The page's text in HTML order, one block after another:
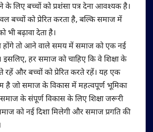
के लिए बच्चों को प्रशंसा पत्र देना आवश्यक है।
बच्चों को प्रेरित करता है, बल्कि समाज में
भी बढ़ावा देता है।
होंगे तो आने वाले समय में समाज को एक नई
हर समाज को चाहिए कि वे शिक्षा के
रहें और बच्चों को प्रेरित करते रहें। यह एक
है जो समाज के विकास में महत्वपूर्ण भूमिका
के संपूर्ण विकास के लिए शिक्षा जरूरी
को नई दिशा मिलेगी और समाज प्रगति की